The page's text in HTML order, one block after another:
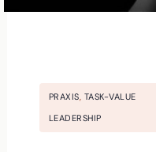
PRAXIS TASK-VALUE
LEADERSHIP